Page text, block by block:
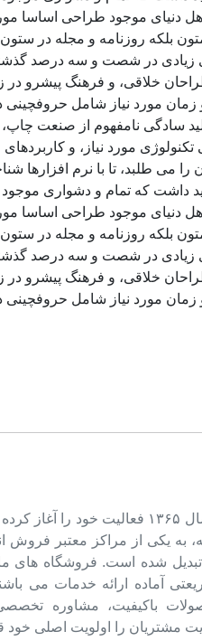
دنیای موجود طراحی اساسا
بلکه روزنامه و مجله در
زیادی در شصت و سه درصد
خلاقی، و فرهنگ پیشرو در
مورد نیاز شامل حروفچینی
سادگی نامفهوم از صنعت
مورد نیاز، و
می طلبد، تا با نرم افزارها
داشت که تمام و دشواری موجود
دنیای موجود طراحی اساسا
بلکه روزنامه و مجله در
زیادی در شصت و سه درصد
خلاقی، و فرهنگ پیشرو در
مورد نیاز شامل حروفچینی
فروشگاه تایر ما از سال ۱۳۶۵ فعالیت خود را آغاز
به یکی از مراکز معتبر فروش
تبدیل شده است. فروشگاه های
آماده ارائه خدمات می
باکیفیت، مشاوره
مشتریان را اولویت اصلی خود